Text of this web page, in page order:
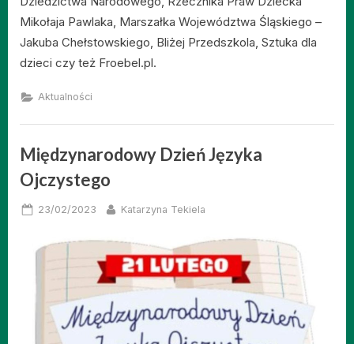
Mikołaja Pawlaka, Marszałka Województwa Śląskiego –
Jakuba Chełstowskiego, Bliżej Przedszkola, Sztuka dla
dzieci czy też Froebel.pl.
Aktualności
Międzynarodowy Dzień Języka
Ojczystego
Posted
23/02/2023 By
Katarzyna Tekiela